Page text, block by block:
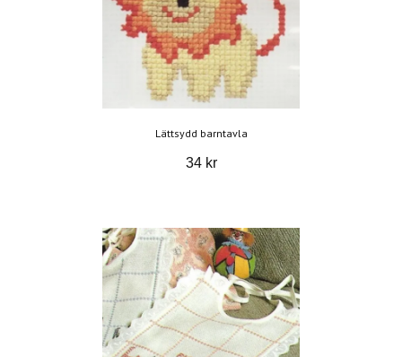
Lättsydd barntavla
34 kr